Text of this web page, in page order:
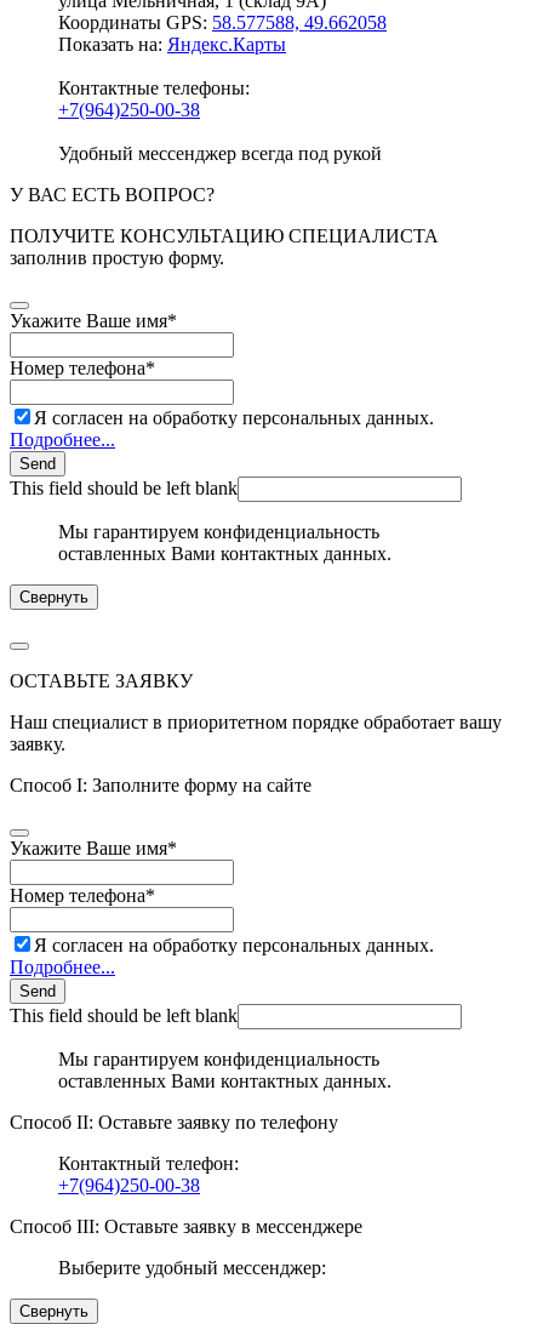
Координаты GPS: 58.577588, 49.662058
Показать на: Яндекс.Карты
Контактные телефоны:
+7(964)250-00-38
Удобный мессенджер всегда под рукой
У ВАС ЕСТЬ ВОПРОС?
ПОЛУЧИТЕ КОНСУЛЬТАЦИЮ СПЕЦИАЛИСТА
заполнив простую форму.
Укажите Ваше имя*
Номер телефона*
Я согласен на обработку персональных данных.
Подробнее...
Send
This field should be left blank
Мы гарантируем конфиденциальность
оставленных Вами контактных данных.
Свернуть
ОСТАВЬТЕ ЗАЯВКУ
Наш специалист в приоритетном порядке обработает вашу
заявку.
Способ I: Заполните форму на сайте
Укажите Ваше имя*
Номер телефона*
Я согласен на обработку персональных данных.
Подробнее...
Send
This field should be left blank
Мы гарантируем конфиденциальность
оставленных Вами контактных данных.
Способ II: Оставьте заявку по телефону
Контактный телефон:
+7(964)250-00-38
Способ III: Оставьте заявку в мессенджере
Выберите удобный мессенджер:
Свернуть